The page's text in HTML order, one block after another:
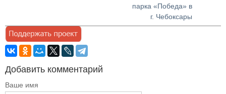
парка «Победа» в
г. Чебоксары
Добавить комментарий
Ваше имя